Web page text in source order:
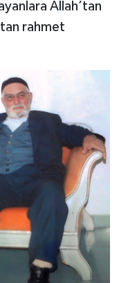
Allah’tan
rahmet